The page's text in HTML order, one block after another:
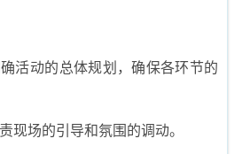
活动的总体规划，确保各环节的
现场的引导和氛围的调动。